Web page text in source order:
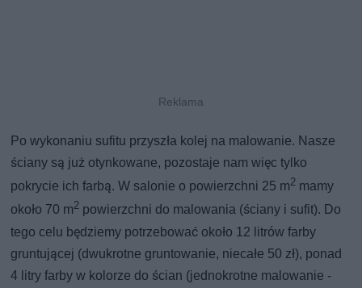
Po wykonaniu sufitu przyszła kolej na malowanie. Nasze
ściany są już otynkowane, pozostaje nam więc tylko
pokrycie ich farbą. W salonie o powierzchni 25 m2 mamy
około 70 m2 powierzchni do malowania (ściany i sufit). Do
tego celu będziemy potrzebować około 12 litrów farby
gruntującej (dwukrotne gruntowanie, niecałe 50 zł), ponad
4 litry farby w kolorze do ścian (jednokrotne malowanie -